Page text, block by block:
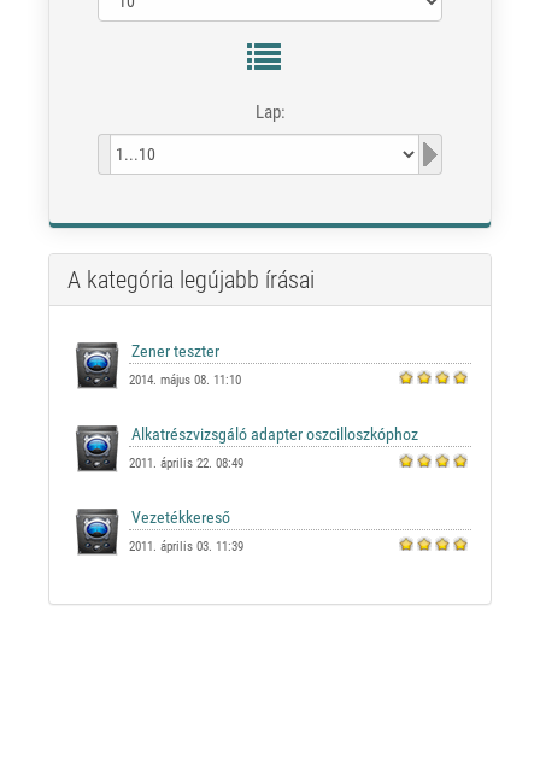
Lap:
A kategória legújabb írásai
2014. május 08. 11:10
2011. április 22. 08:49
2011. április 03. 11:39